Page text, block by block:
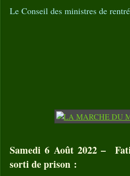
Le Conseil des ministres de
Samedi 6 Août 2022 –
sorti de prison :